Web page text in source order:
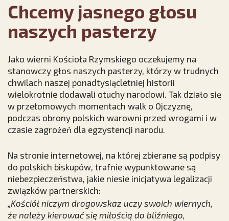
Chcemy jasnego głosu
naszych pasterzy
Jako wierni Kościoła Rzymskiego oczekujemy na
stanowczy głos naszych pasterzy, którzy w trudnych
chwilach naszej ponadtysiącletniej historii
wielokrotnie dodawali otuchy narodowi. Tak działo się
w przełomowych momentach walk o Ojczyznę,
podczas obrony polskich warowni przed wrogami i w
czasie zagrożeń dla egzystencji narodu.
Na stronie internetowej, na której zbierane są podpisy
do polskich biskupów, trafnie wypunktowane są
niebezpieczeństwa, jakie niesie inicjatywa legalizacji
związków partnerskich:
„Kościół niczym drogowskaz uczy swoich wiernych,
że należy kierować się miłością do bliźniego,